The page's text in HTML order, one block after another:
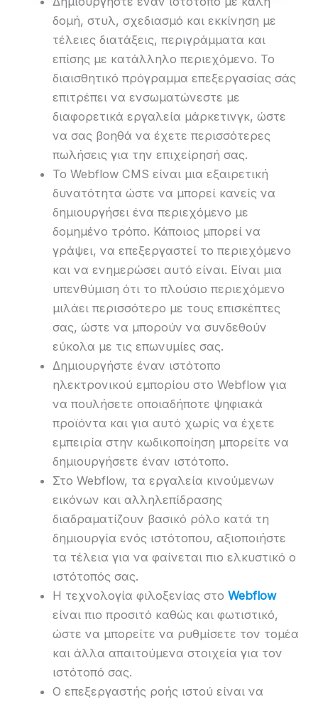
δομή, στυλ, σχεδιασμό και εκκίνηση με
τέλειες διατάξεις, περιγράμματα και
επίσης με κατάλληλο περιεχόμενο. Το
διαισθητικό πρόγραμμα επεξεργασίας σάς
επιτρέπει να ενσωματώνεστε με
διαφορετικά εργαλεία μάρκετινγκ, ώστε
να σας βοηθά να έχετε περισσότερες
πωλήσεις για την επιχείρησή σας.
Το Webflow CMS είναι μια εξαιρετική
δυνατότητα ώστε να μπορεί κανείς να
δημιουργήσει ένα περιεχόμενο με
δομημένο τρόπο. Κάποιος μπορεί να
γράψει, να επεξεργαστεί το περιεχόμενο
και να ενημερώσει αυτό είναι. Είναι μια
υπενθύμιση ότι το πλούσιο περιεχόμενο
μιλάει περισσότερο με τους επισκέπτες
σας, ώστε να μπορούν να συνδεθούν
εύκολα με τις επωνυμίες σας.
Δημιουργήστε έναν ιστότοπο
ηλεκτρονικού εμπορίου στο Webflow για
να πουλήσετε οποιαδήποτε ψηφιακά
προϊόντα και για αυτό χωρίς να έχετε
εμπειρία στην κωδικοποίηση μπορείτε να
δημιουργήσετε έναν ιστότοπο.
Στο Webflow, τα εργαλεία κινούμενων
εικόνων και αλληλεπίδρασης
διαδραματίζουν βασικό ρόλο κατά τη
δημιουργία ενός ιστότοπου, αξιοποιήστε
τα τέλεια για να φαίνεται πιο ελκυστικό ο
ιστότοπός σας.
Η τεχνολογία φιλοξενίας στοWebflow
είναι πιο προσιτό καθώς και φωτιστικό,
ώστε να μπορείτε να ρυθμίσετε τον τομέα
και άλλα απαιτούμενα στοιχεία για τον
ιστότοπό σας.
Ο επεξεργαστής ροής ιστού είναι να